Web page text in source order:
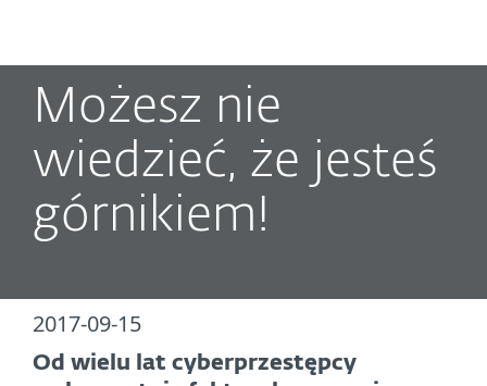
Możesz nie
wiedzieć, że jesteś
górnikiem!
2017-09-15
Od wielu lat cyberprzestępcy